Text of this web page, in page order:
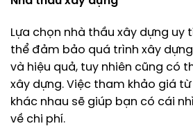
Lựa chọn nhà thầu xây dựng uy
thể đảm bảo quá trình xây
và hiệu quả, tuy nhiên cũng có
xây dựng. Việc tham khảo giá
khác nhau sẽ giúp bạn có cái
về chi phí.